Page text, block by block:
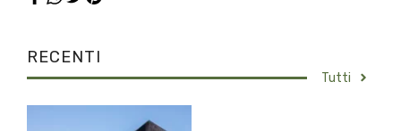
RECENTI
Tutti